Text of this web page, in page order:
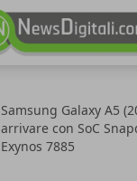
Samsung Galaxy A5
arrivare con SoC
Exynos 7885